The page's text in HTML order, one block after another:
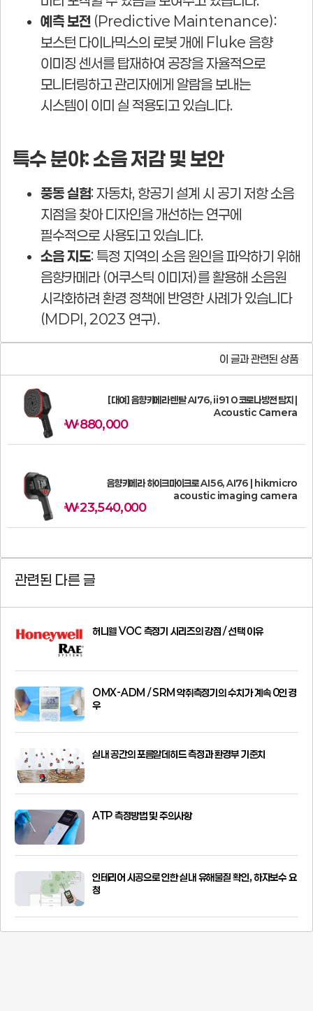
이 글과 관련된 상품
[대여] 음향카메라 렌탈 AI76, ii910 코로나방전 탐지 |
Acoustic Camera
₩880,000
음향카메라 하이크마이크로 AI56, AI76 | hikmicro
acoustic imaging camera
₩23,540,000
예측 보전 (Predictive Maintenance):
보스턴 다이나믹스의 로봇 개에 Fluke 음향
이미징 센서를 탑재하여 공장을 자율적으로
모니터링하고 관리자에게 알람을 보내는
시스템이 이미 실 적용되고 있습니다.
특수 분야: 소음 저감 및 보안
풍동 실험: 자동차, 항공기 설계 시 공기 저항 소음
지점을 찾아 디자인을 개선하는 연구에
필수적으로 사용되고 있습니다.
소음 지도: 특정 지역의 소음 원인을 파악하기 위해
음향카메라 (어쿠스틱 이미저)를 활용해 소음원
시각화하려 환경 정책에 반영한 사례가 있습니다
(MDPI, 2023 연구).
관련된 다른 글
허니웰 VOC 측정기 시리즈의 강점 / 선택 이유
OMX-ADM / SRM 악취측정기의 수치가 계속 0인 경
우
실내 공간의 포름알데히드 측정과 환경부 기준치
ATP 측정방법 및 주의사항
인테리어 시공으로 인한 실내 유해물질 확인, 하자보수 요
청